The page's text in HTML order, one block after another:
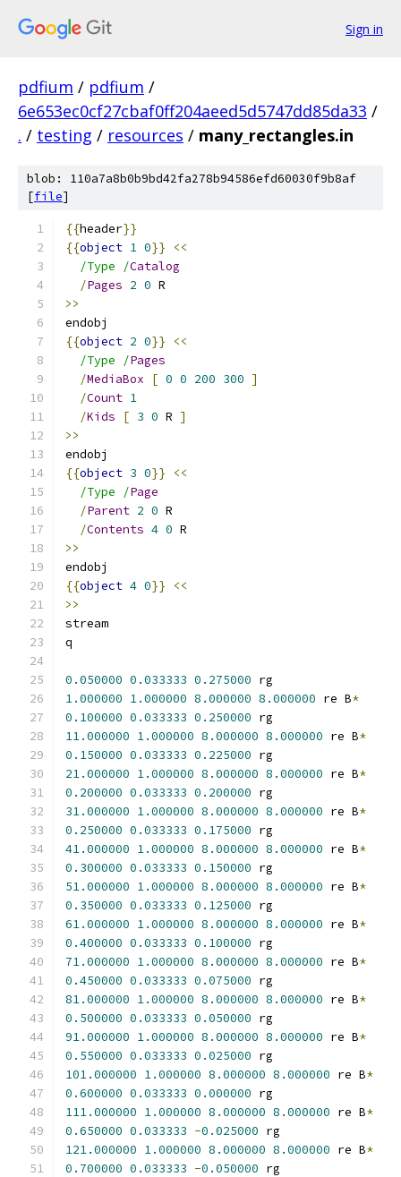
Sign in
pdfium / pdfium /
6e653ec0cf27cbaf0ff204aeed5d5747dd85da33 /
. / testing / resources / many_rectangles.in
blob: 110a7a8b0b9bd42fa278b94586efd60030f9b8af
[file]
{{header}}
{{object 1 0}}
<<
/Type /Catalog
/Pages 2 0 R
>>
endobj
{{object 2 0}}
<<
/Type /Pages
/MediaBox [ 0 0 200 300 ]
/Count 1
/Kids [ 3 0 R ]
>>
endobj
{{object 3 0}}
<<
/Type /Page
/Parent 2 0 R
/Contents 4 0 R
>>
endobj
{{object 4 0}}
<<
>>
stream
q
0.050000 0.033333 0.275000 rg
1.000000 1.000000 8.000000 8.000000 re B*
0.100000 0.033333 0.250000 rg
11.000000 1.000000 8.000000 8.000000 re B*
0.150000 0.033333 0.225000 rg
21.000000 1.000000 8.000000 8.000000 re B*
0.200000 0.033333 0.200000 rg
31.000000 1.000000 8.000000 8.000000 re B*
0.250000 0.033333 0.175000 rg
41.000000 1.000000 8.000000 8.000000 re B*
0.300000 0.033333 0.150000 rg
51.000000 1.000000 8.000000 8.000000 re B*
0.350000 0.033333 0.125000 rg
61.000000 1.000000 8.000000 8.000000 re B*
0.400000 0.033333 0.100000 rg
71.000000 1.000000 8.000000 8.000000 re B*
0.450000 0.033333 0.075000 rg
81.000000 1.000000 8.000000 8.000000 re B*
0.500000 0.033333 0.050000 rg
91.000000 1.000000 8.000000 8.000000 re B*
0.550000 0.033333 0.025000 rg
101.000000 1.000000 8.000000 8.000000 re B*
0.600000 0.033333 0.000000 rg
111.000000 1.000000 8.000000 8.000000 re B*
0.650000 0.033333 -0.025000 rg
121.000000 1.000000 8.000000 8.000000 re B*
0.700000 0.033333 -0.050000 rg